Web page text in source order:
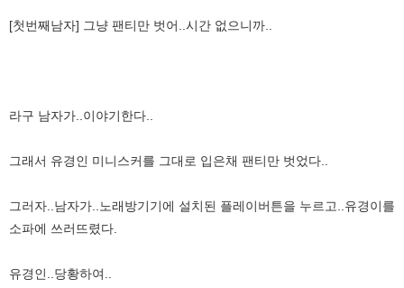
[첫번째남자] 그냥 팬티만 벗어..시간 없으니까..
라구 남자가..이야기한다..
그래서 유경인 미니스커를 그대로 입은채 팬티만 벗었다..
그러자..남자가..노래방기기에 설치된 플레이버튼을 누르고..유경이를
소파에 쓰러뜨렸다.
유경인..당황하여..